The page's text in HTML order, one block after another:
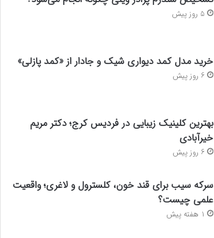
5 روز پیش
خرید مدل کمد دیواری شیک و جادار از «کمد پازلی»
6 روز پیش
بهترین کلینیک زیبایی در فردیس کرج؛ دکتر مریم
خیرآبادی
6 روز پیش
سرکه سیب برای قند خون، کلسترول و لاغری؛ واقعیت
علمی چیست؟
1 هفته پیش